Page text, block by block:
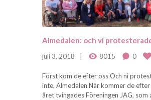
Almedalen: och vi
juli 3, 2018 8015 0
Först kom de efter oss Och ni
inte, Almedalen När kommer de efter
året tvingades Föreningen JAG,